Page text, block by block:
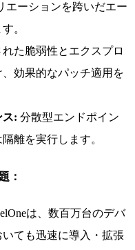
エーションを跨いだエー
。
た脆弱性とエクスプロ
効果的なパッチ適用を
ス: 分散型エンドポイン
離を実行します。
：
は、数百万台のデバ
ても迅速に導入・拡張